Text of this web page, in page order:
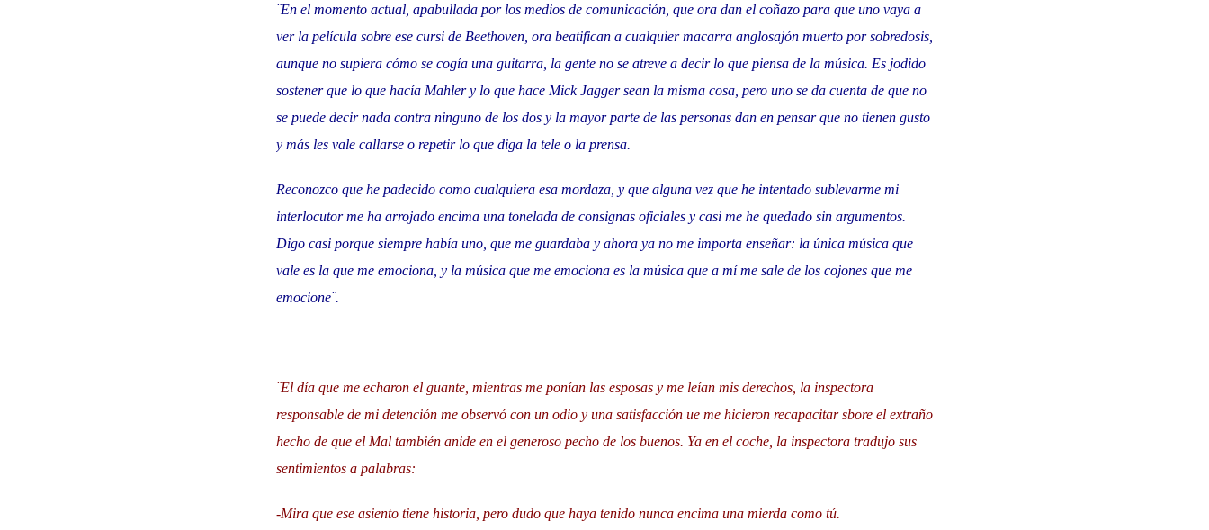
¨En el momento actual, apabullada por los medios de comunicación, que ora dan el coñazo para que uno vaya a
ver la película sobre ese cursi de Beethoven, ora beatifican a cualquier macarra anglosajón muerto por sobredosis,
aunque no supiera cómo se cogía una guitarra, la gente no se atreve a decir lo que piensa de la música. Es jodido
sostener que lo que hacía Mahler y lo que hace Mick Jagger sean la misma cosa, pero uno se da cuenta de que no
se puede decir nada contra ninguno de los dos y la mayor parte de las personas dan en pensar que no tienen gusto
y más les vale callarse o repetir lo que diga la tele o la prensa.
Reconozco que he padecido como cualquiera esa mordaza, y que alguna vez que he intentado sublevarme mi
interlocutor me ha arrojado encima una tonelada de consignas oficiales y casi me he quedado sin argumentos.
Digo casi porque siempre había uno, que me guardaba y ahora ya no me importa enseñar: la única música que
vale es la que me emociona, y la música que me emociona es la música que a mí me sale de los cojones que me
emocione¨.
¨El día que me echaron el guante, mientras me ponían las esposas y me leían mis derechos, la inspectora
responsable de mi detención me observó con un odio y una satisfacción ue me hicieron recapacitar sbore el extraño
hecho de que el Mal también anide en el generoso pecho de los buenos. Ya en el coche, la inspectora tradujo sus
sentimientos a palabras:
-Mira que ese asiento tiene historia, pero dudo que haya tenido nunca encima una mierda como tú.